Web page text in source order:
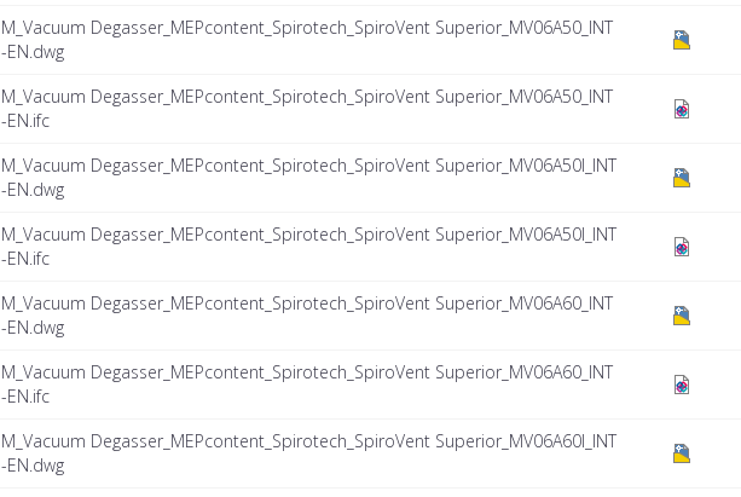
M_Vacuum Degasser_MEPcontent_Spirotech_SpiroVent Superior_MV06A50_INT
-EN.dwg
M_Vacuum Degasser_MEPcontent_Spirotech_SpiroVent Superior_MV06A50_INT
-EN.ifc
M_Vacuum Degasser_MEPcontent_Spirotech_SpiroVent Superior_MV06A50I_INT
-EN.dwg
M_Vacuum Degasser_MEPcontent_Spirotech_SpiroVent Superior_MV06A50I_INT
-EN.ifc
M_Vacuum Degasser_MEPcontent_Spirotech_SpiroVent Superior_MV06A60_INT
-EN.dwg
M_Vacuum Degasser_MEPcontent_Spirotech_SpiroVent Superior_MV06A60_INT
-EN.ifc
M_Vacuum Degasser_MEPcontent_Spirotech_SpiroVent Superior_MV06A60I_INT
-EN.dwg